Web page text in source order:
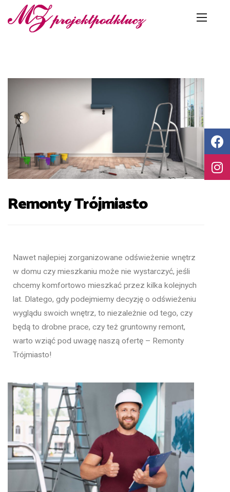
Remonty Trójmiasto
Nawet najlepiej zorganizowane odświeżenie wnętrz
w domu czy mieszkaniu może nie wystarczyć, jeśli
chcemy komfortowo mieszkać przez kilka kolejnych
lat. Dlatego, gdy podejmiemy decyzję o odświeżeniu
wyglądu swoich wnętrz, to niezależnie od tego, czy
będą to drobne prace, czy też gruntowny remont,
warto wziąć pod uwagę naszą ofertę – Remonty
Trójmiasto!